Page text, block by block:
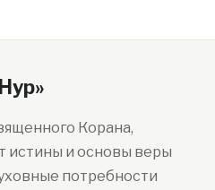
Корана,
истины и основы веры
потребности